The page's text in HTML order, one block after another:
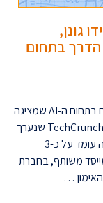
גונן,
הדרך בתחום
רשימת 60 החברות החדשות החשובות ביותר בעולם בתחום ה-AI שמציגה
קרן Greenfield Partners הוצגה בכנס TechCrunch Disrupt שנערך
בסן פרנסיסקו. שוויין הכולל של 60 החברות ברשימה עומד על כ-3
משותף, בחברת
…